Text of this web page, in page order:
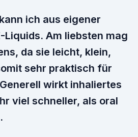
ich aus eigener
Liquids. Am liebsten mag
da sie leicht, klein,
sehr praktisch für
wirkt inhaliertes
viel schneller, als oral